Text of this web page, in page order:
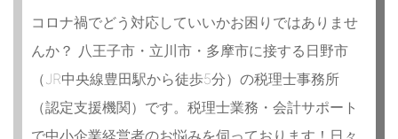
コロナ禍でどう対応していいかお困りではありませ
んか？ 八王子市・立川市・多摩市に接する日野市
（JR中央線豊田駅から徒歩5分）の税理士事務所
（認定支援機関）です。税理士業務・会計サポート
で中小企業経営者のお悩みを伺っております！日々